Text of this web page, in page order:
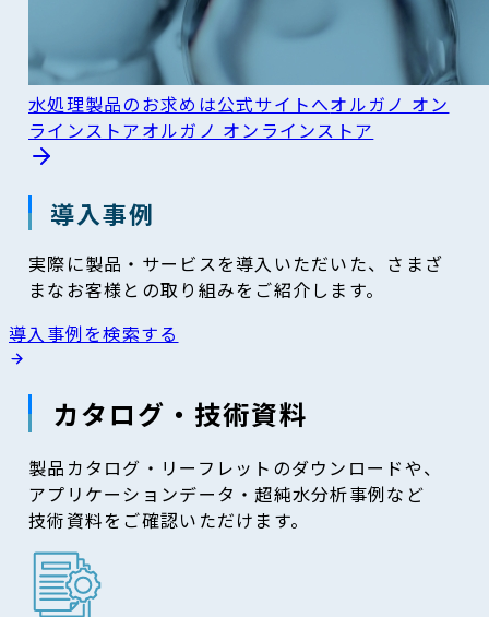
水処理製品のお求めは公式サイトへオルガノ オン
ラインストアオルガノ オンラインストア
導入事例
実際に製品・サービスを導入いただいた、さまざ
まなお客様との取り組みをご紹介します。
導入事例を検索する
カタログ・技術資料
製品カタログ・リーフレットのダウンロードや、
アプリケーションデータ・超純水分析事例など
技術資料をご確認いただけます。